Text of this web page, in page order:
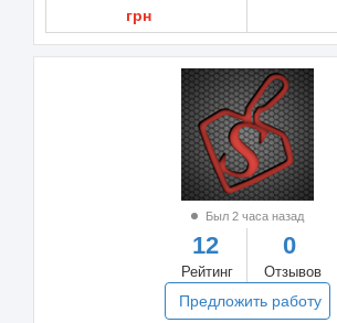
грн
Был 2 часа назад
12
Рейтинг
0
Отзывов
Предложить работу